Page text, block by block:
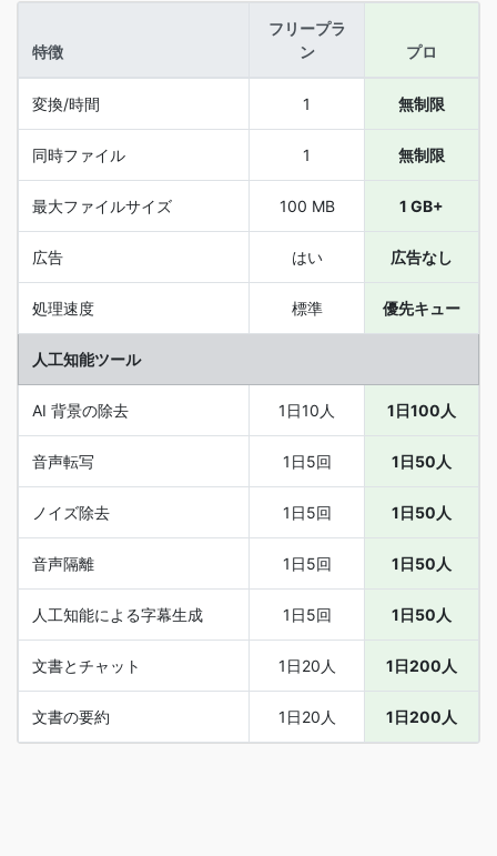
特徴
フリープラ
ン
プロ
変換/時間 1 無制限
同時ファイル 1 無制限
最大ファイルサイズ 100 MB 1 GB+
広告 はい 広告なし
処理速度 標準 優先キュー
人工知能ツール
AI 背景の除去 1日10人 1日100人
音声転写 1日5回 1日50人
ノイズ除去 1日5回 1日50人
音声隔離 1日5回 1日50人
人工知能による字幕生成 1日5回 1日50人
文書とチャット 1日20人 1日200人
文書の要約 1日20人 1日200人